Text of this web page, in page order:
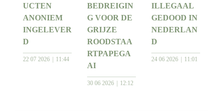
UCTEN
ANONIEM
INGELEVER
D
22 07 2026 11:44
BEDREIGIN
G VOOR DE
GRIJZE
ROODSTAA
RTPAPEGA
AI
30 06 2026 12:12
ILLEGAAL
GEDOOD IN
NEDERLAN
D
24 06 2026 11:01